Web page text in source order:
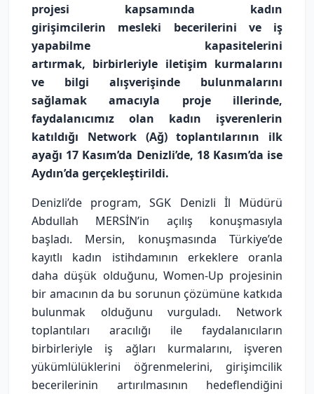
projesi kapsamında kadın
girişimcilerin mesleki becerilerini ve iş
yapabilme kapasitelerini
artırmak, birbirleriyle iletişim kurmalarını
ve bilgi alışverişinde bulunmalarını
sağlamak amacıyla proje illerinde,
faydalanıcımız olan kadın işverenlerin
katıldığı Network (Ağ) toplantılarının ilk
ayağı 17 Kasım’da Denizli’de, 18 Kasım’da ise
Aydın’da gerçekleştirildi.
Denizli’de program, SGK Denizli İl Müdürü
Abdullah MERSİN’in açılış konuşmasıyla
başladı. Mersin, konuşmasında Türkiye’de
kayıtlı kadın istihdamının erkeklere oranla
daha düşük olduğunu, Women-Up projesinin
bir amacının da bu sorunun çözümüne katkıda
bulunmak olduğunu vurguladı. Network
toplantıları aracılığı ile faydalanıcıların
birbirleriyle iş ağları kurmalarını, işveren
yükümlülüklerini öğrenmelerini, girişimcilik
becerilerinin artırılmasının hedeflendiğini